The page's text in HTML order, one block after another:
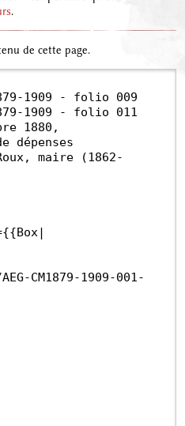
.
de cette page.